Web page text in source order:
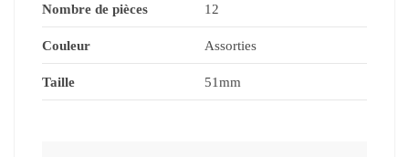
Nombre de pièces 12
Couleur Assorties
Taille 51mm